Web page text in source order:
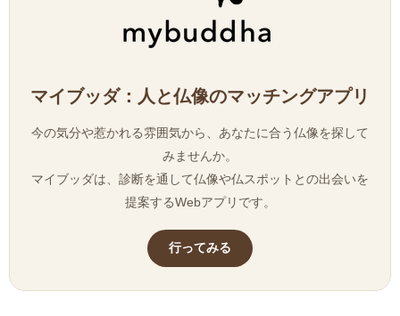
マイブッダ：人と仏像のマッチングアプリ
今の気分や惹かれる雰囲気から、あなたに合う仏像を探して
みませんか。
マイブッダは、診断を通して仏像や仏スポットとの出会いを
提案するWebアプリです。
行ってみる